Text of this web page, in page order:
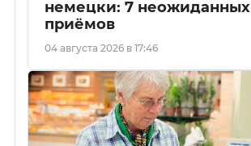
немецки: 7 неожиданных
приёмов
04 августа 2026 в 17:46